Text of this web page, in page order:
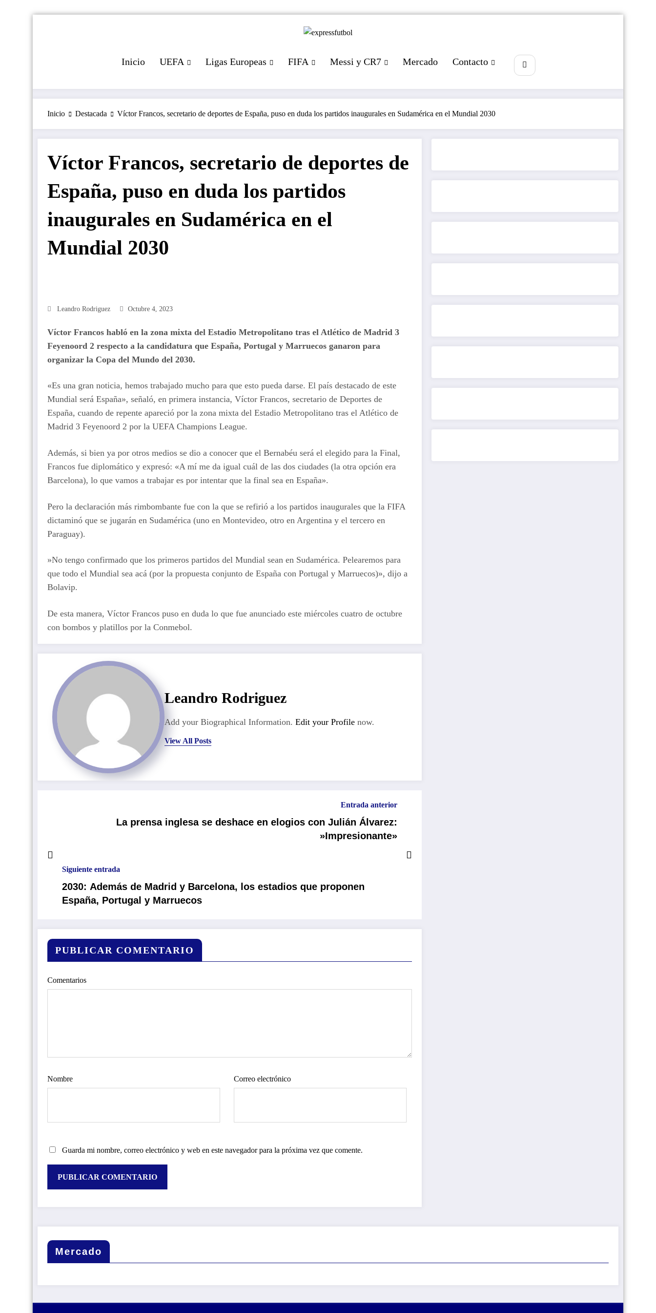
Inicio UEFA Ligas Europeas FIFA Messi y CR7 Mercado Contacto
Inicio Destacada Víctor Francos, secretario de deportes de España, puso en duda los partidos inaugurales en Sudamérica en el Mundial 2030
Víctor Francos, secretario de deportes de
España, puso en duda los partidos
inaugurales en Sudamérica en el
Mundial 2030
Leandro Rodriguez Octubre 4, 2023
Víctor Francos habló en la zona mixta del Estadio Metropolitano tras el Atlético de Madrid 3
Feyenoord 2 respecto a la candidatura que España, Portugal y Marruecos ganaron para
organizar la Copa del Mundo del 2030.
«Es una gran noticia, hemos trabajado mucho para que esto pueda darse. El país destacado de este
Mundial será España», señaló, en primera instancia, Víctor Francos, secretario de Deportes de
España, cuando de repente apareció por la zona mixta del Estadio Metropolitano tras el Atlético de
Madrid 3 Feyenoord 2 por la UEFA Champions League.
Además, si bien ya por otros medios se dio a conocer que el Bernabéu será el elegido para la Final,
Francos fue diplomático y expresó: «A mí me da igual cuál de las dos ciudades (la otra opción era
Barcelona), lo que vamos a trabajar es por intentar que la final sea en España».
Pero la declaración más rimbombante fue con la que se refirió a los partidos inaugurales que la FIFA
dictaminó que se jugarán en Sudamérica (uno en Montevideo, otro en Argentina y el tercero en
Paraguay).
»No tengo confirmado que los primeros partidos del Mundial sean en Sudamérica. Pelearemos para
que todo el Mundial sea acá (por la propuesta conjunto de España con Portugal y Marruecos)», dijo a
Bolavip.
De esta manera, Víctor Francos puso en duda lo que fue anunciado este miércoles cuatro de octubre
con bombos y platillos por la Conmebol.
Leandro Rodriguez
Add your Biographical Information. Edit your Profile now.
View All Posts
Entrada anterior
La prensa inglesa se deshace en elogios con Julián Álvarez:
»Impresionante»
Siguiente entrada
2030: Además de Madrid y Barcelona, los estadios que proponen
España, Portugal y Marruecos
PUBLICAR COMENTARIO
Comentarios
Nombre Correo electrónico
Guarda mi nombre, correo electrónico y web en este navegador para la próxima vez que comente.
Mercado